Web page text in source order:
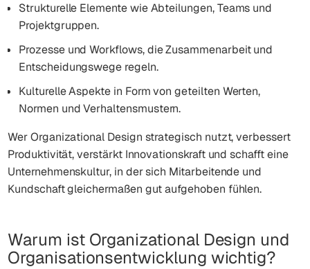
Strukturelle Elemente wie Abteilungen, Teams und
Projektgruppen.
Prozesse und Workflows, die Zusammenarbeit und
Entscheidungswege regeln.
Kulturelle Aspekte in Form von geteilten Werten,
Normen und Verhaltensmustern.
Wer Organizational Design strategisch nutzt, verbessert
Produktivität, verstärkt Innovationskraft und schafft eine
Unternehmenskultur, in der sich Mitarbeitende und
Kundschaft gleichermaßen gut aufgehoben fühlen.
Warum ist Organizational Design und
Organisationsentwicklung wichtig?